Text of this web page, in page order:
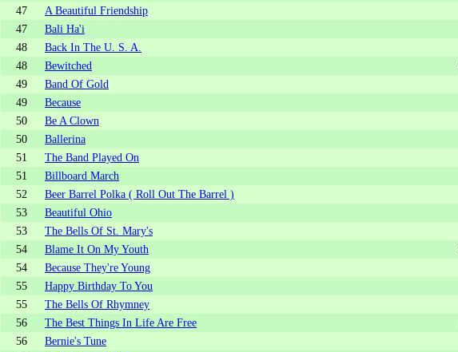
47
A Beautiful Friendship
47
Bali Ha'i
48
Back In The U. S. A.
48
Bewitched
49
Band Of Gold
49
Because
50
Be A Clown
50
Ballerina
51
The Band Played On
51
Billboard March
52
Beer Barrel Polka ( Roll Out The Barrel )
53
Beautiful Ohio
53
The Bells Of St. Mary's
54
Blame It On My Youth
54
Because They're Young
55
Happy Birthday To You
55
The Bells Of Rhymney
56
The Best Things In Life Are Free
56
Bernie's Tune